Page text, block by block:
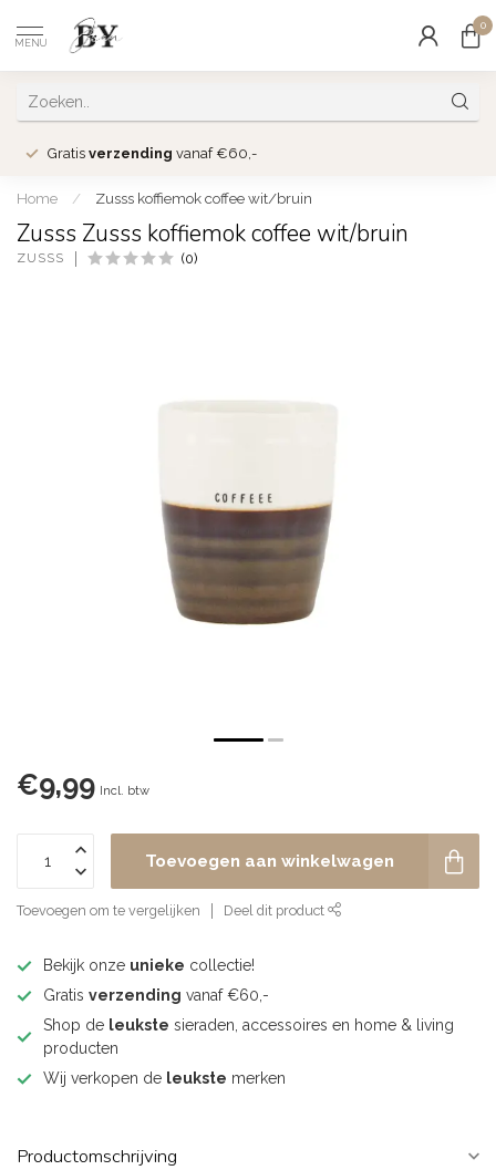
MENU
0
Gratis verzending vanaf €60,-
Home / Zusss koffiemok coffee wit/bruin
Zusss Zusss koffiemok coffee wit/bruin
ZUSSS (0)
€9,99 Incl. btw
Toevoegen aan winkelwagen
Toevoegen om te vergelijken Deel dit product
Bekijk onze unieke collectie!
Gratis verzending vanaf €60,-
Shop de leukste sieraden, accessoires en home & living
producten
Wij verkopen de leukste merken
Productomschrijving